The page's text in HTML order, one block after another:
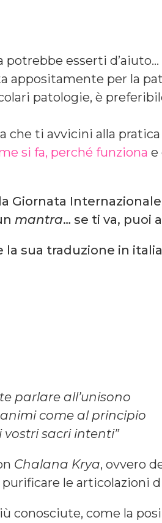
potrebbe esserti
appositamente per la
patologie, è
che ti avvicini alla
si fa, perché funziona e
Giornata
mantra… se ti va, puoi
sua traduzione in
parlare all’unisono
come al principio
sacri intenti”
Chalana Krya, ovvero
le articolazioni
conosciute, come la